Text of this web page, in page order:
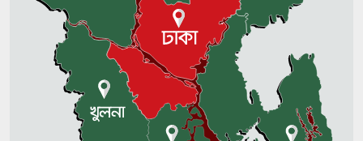
বাংলাদেশির গোড়ালি বিচ্ছিন্ন
টাকার অভাবে জোড়া লাগছে না মাথার
খুলির হাড়